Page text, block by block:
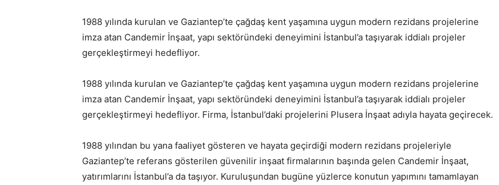
1988 yılında kurulan ve Gaziantep’te çağdaş kent yaşamına uygun modern rezidans projelerine
imza atan Candemir İnşaat, yapı sektöründeki deneyimini İstanbul’a taşıyarak iddialı projeler
gerçekleştirmeyi hedefliyor.
1988 yılında kurulan ve Gaziantep’te çağdaş kent yaşamına uygun modern rezidans projelerine
imza atan Candemir İnşaat, yapı sektöründeki deneyimini İstanbul’a taşıyarak iddialı projeler
gerçekleştirmeyi hedefliyor. Firma, İstanbul’daki projelerini Plusera İnşaat adıyla hayata geçirecek.
1988 yılından bu yana faaliyet gösteren ve hayata geçirdiği modern rezidans projeleriyle
Gaziantep’te referans gösterilen güvenilir inşaat firmalarının başında gelen Candemir İnşaat,
yatırımlarını İstanbul’a da taşıyor. Kuruluşundan bugüne yüzlerce konutun yapımını tamamlayan